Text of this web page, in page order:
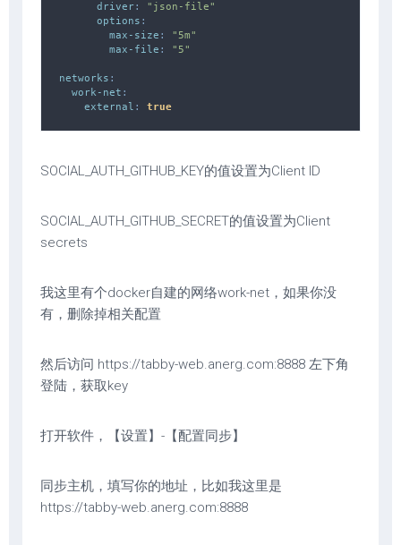
driver:
"json-file"
options :
max-size :
"5m"
max-file : "5"
networks :
work-net :
external : true
SOCIAL_AUTH_GITHUB_KEY的值设置为Client ID
SOCIAL_AUTH_GITHUB_SECRET的值设置为Client
secrets
我这里有个docker自建的网络work-net，如果你没
有，删除掉相关配置
然后访问 https://tabby-web.anerg.com:8888 左下角
登陆，获取key
打开软件，【设置】-【配置同步】
同步主机，填写你的地址，比如我这里是
https://tabby-web.anerg.com:8888